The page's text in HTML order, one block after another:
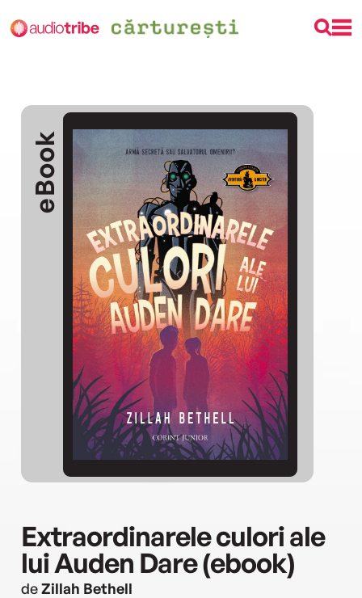
eBook
Extraordinarele culori ale
lui Auden Dare (ebook)
deZillah Bethell